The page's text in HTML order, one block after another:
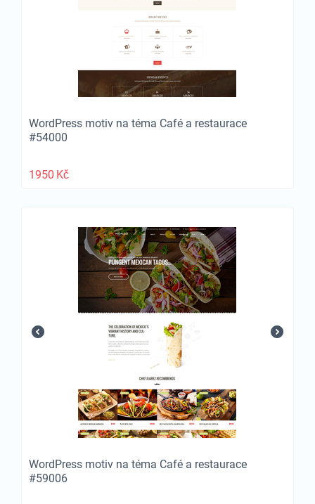
WordPress motiv na téma Café a restaurace
#54000
1950 Kč
WordPress motiv na téma Café a restaurace
#59006